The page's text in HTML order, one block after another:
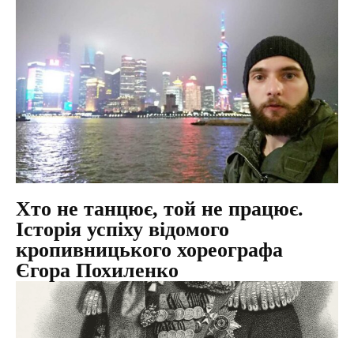
Хто не танцює, той не працює.
Історія успіху відомого
кропивницького хореографа
Єгора Похиленко